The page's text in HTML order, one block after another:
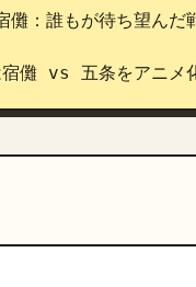
：誰もが待ち望んだ
宿儺 vs 五条をアニメ